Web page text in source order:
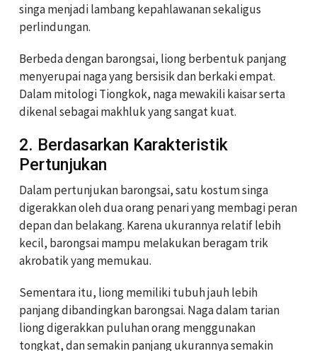
singa menjadi lambang kepahlawanan sekaligus
perlindungan.
Berbeda dengan barongsai, liong berbentuk panjang
menyerupai naga yang bersisik dan berkaki empat.
Dalam mitologi Tiongkok, naga mewakili kaisar serta
dikenal sebagai makhluk yang sangat kuat.
2. Berdasarkan Karakteristik
Pertunjukan
Dalam pertunjukan barongsai, satu kostum singa
digerakkan oleh dua orang penari yang membagi peran
depan dan belakang. Karena ukurannya relatif lebih
kecil, barongsai mampu melakukan beragam trik
akrobatik yang memukau.
Sementara itu, liong memiliki tubuh jauh lebih
panjang dibandingkan barongsai. Naga dalam tarian
liong digerakkan puluhan orang menggunakan
tongkat, dan semakin panjang ukurannya semakin